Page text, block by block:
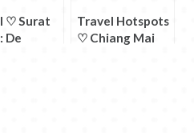
♡ Surat
De
Travel Hotspots
♡ Chiang Mai